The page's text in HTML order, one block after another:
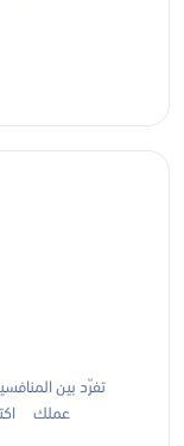
تفرّد بين
عملك